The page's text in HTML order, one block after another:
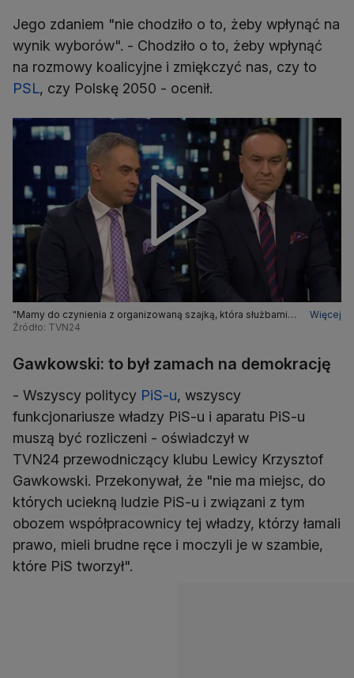
Jego zdaniem "nie chodziło o to, żeby wpłynąć na
wynik wyborów". - Chodziło o to, żeby wpłynąć
na rozmowy koalicyjne i zmiękczyć nas, czy to
PSL, czy Polskę 2050 - ocenił.
"Mamy do czynienia z organizowaną szajką, która służbami
specjalnymi grała po to, żeby utrzymać władzę"
Więcej
Źródło: TVN24
Gawkowski: to był zamach na demokrację
- Wszyscy politycy PiS-u, wszyscy
funkcjonariusze władzy PiS-u i aparatu PiS-u
muszą być rozliczeni - oświadczył w
TVN24 przewodniczący klubu Lewicy Krzysztof
Gawkowski. Przekonywał, że "nie ma miejsc, do
których uciekną ludzie PiS-u i związani z tym
obozem współpracownicy tej władzy, którzy łamali
prawo, mieli brudne ręce i moczyli je w szambie,
które PiS tworzył".